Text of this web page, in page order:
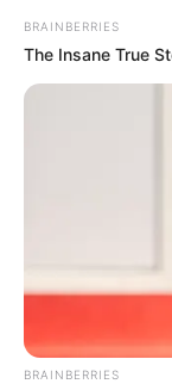
BRAINBERRIES
The Insane True
BRAINBERRIES